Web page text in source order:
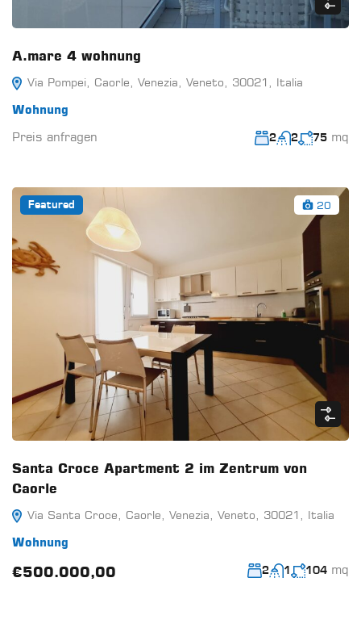
A.mare 4 wohnung
Via Pompei, Caorle, Venezia, Veneto, 30021, Italia
Wohnung
Preis anfragen
2 2 75 mq
Featured 20
Santa Croce Apartment 2 im Zentrum von
Caorle
Via Santa Croce, Caorle, Venezia, Veneto, 30021, Italia
Wohnung
€500.000,00 2 1 104 mq